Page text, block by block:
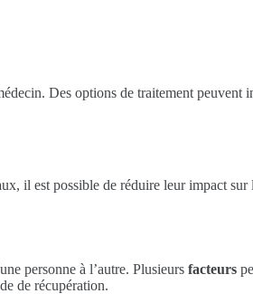
Des options de traitement peuvent
il est possible de réduire leur impact sur
personne à l’autre. Plusieurs facteurs
de récupération.